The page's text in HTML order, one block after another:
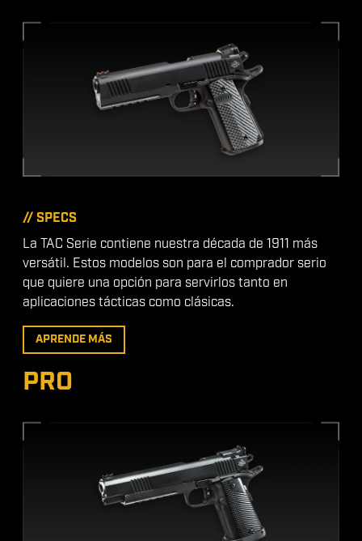
// SPECS
La TAC Serie contiene nuestra década de 1911 más
versátil. Estos modelos son para el comprador serio
que quiere una opción para servirlos tanto en
aplicaciones tácticas como clásicas.
APRENDE MÁS
PRO